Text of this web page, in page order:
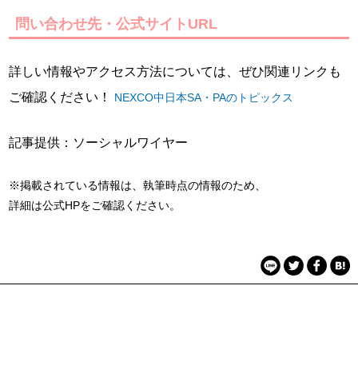
問い合わせ先・公式サイトURL
詳しい情報やアクセス方法については、ぜひ関連リンクも
ご確認ください！ NEXCO中日本SA・PAのトピックス
記事提供：ソーシャルワイヤー
※掲載されている情報は、執筆時点の情報のため、
詳細は公式HPをご確認ください。